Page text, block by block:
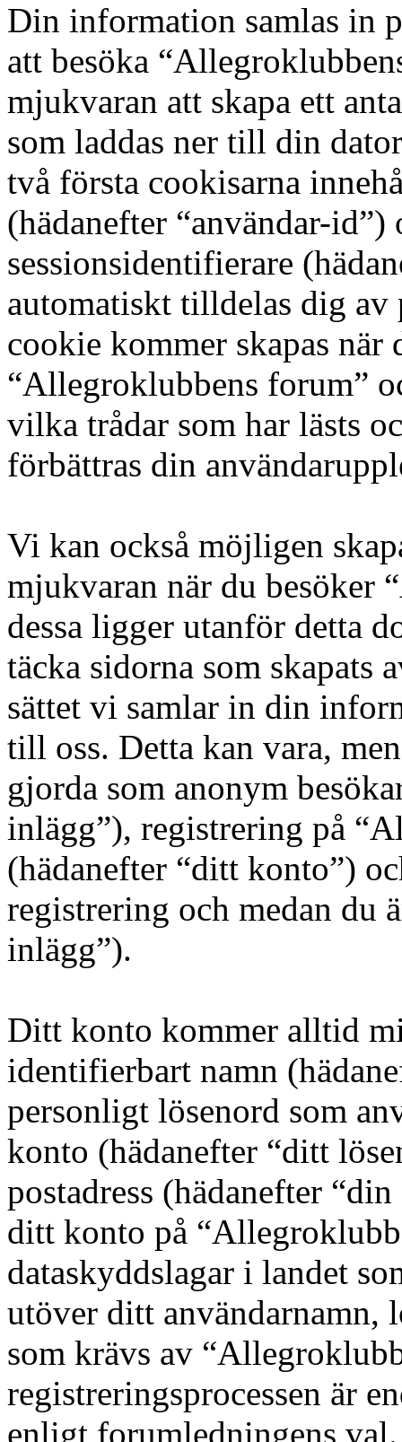
Din information samlas in
att besöka
mjukvaran att skapa ett
som laddas ner till din
två första cookisarna
(hädanefter “användar-id”)
sessionsidentifierare
automatiskt tilldelas dig
cookie kommer skapas när
“Allegroklubbens forum”
vilka trådar som har lästs
förbättras din
Vi kan också möjligen
mjukvaran när du besöker
dessa ligger utanför detta
täcka sidorna som skapats
sättet vi samlar in din
till oss. Detta kan vara,
gjorda som anonym
inlägg”), registrering på
(hädanefter “ditt konto”)
registrering och medan du
inlägg”).
Ditt konto kommer alltid
identifierbart namn
personligt lösenord som
konto (hädanefter “ditt
postadress (hädanefter
ditt konto på
dataskyddslagar i landet
utöver ditt användarnamn,
som krävs av
registreringsprocessen är
enligt forumledningens